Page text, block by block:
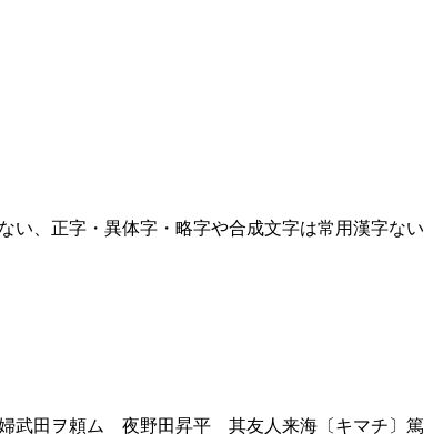
い、正字・異体字・略字や合成文字は常用漢字ない
田ヲ頼ム 夜野田昇平 其友人来海〔キマチ〕篤